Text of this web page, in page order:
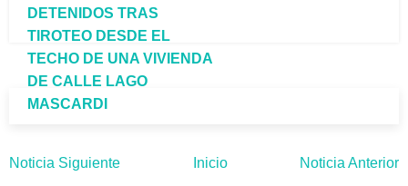
DETENIDOS TRAS
TIROTEO DESDE EL
TECHO DE UNA VIVIENDA
DE CALLE LAGO
MASCARDI
Noticia Siguiente Inicio Noticia Anterior